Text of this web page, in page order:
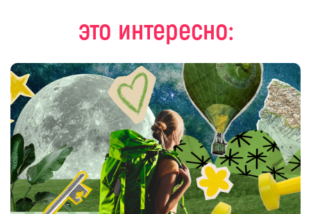
это интересно: